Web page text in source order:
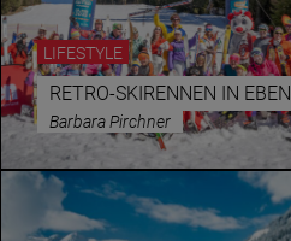
LIFESTYLE
RETRO-SKIRENNEN IN EBEN
Barbara Pirchner